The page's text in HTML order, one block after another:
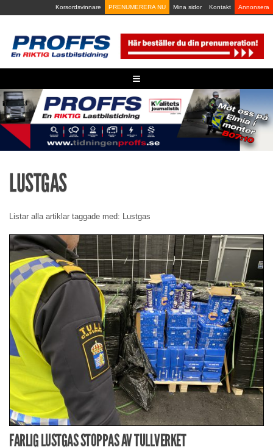
to
Korsordsvinnare PRENUMERERA NU Mina sidor Kontakt Annonsera
≡
LUSTGAS
Listar alla artiklar taggade med: Lustgas
FARLIG LUSTGAS STOPPAS AV TULLVERKET